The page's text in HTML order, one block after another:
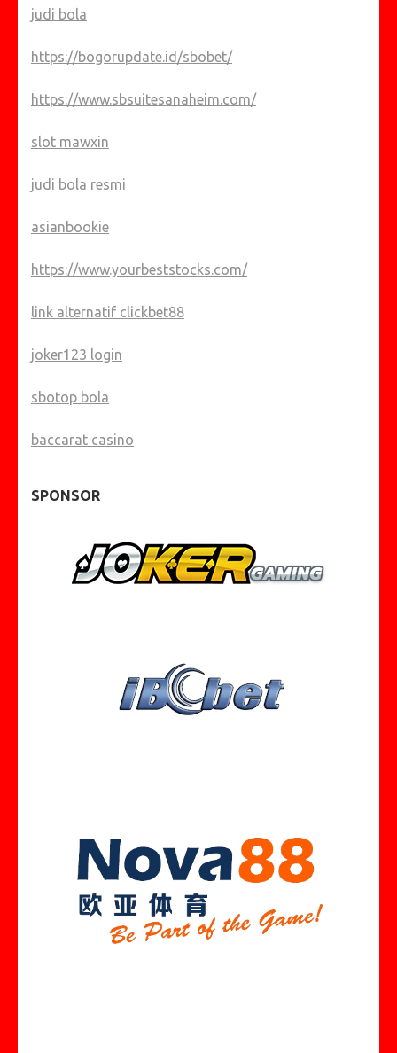
judi bola
https://bogorupdate.id/sbobet/
https://www.sbsuitesanaheim.com/
slot mawxin
judi bola resmi
asianbookie
https://www.yourbeststocks.com/
link alternatif clickbet88
joker123 login
sbotop bola
baccarat casino
SPONSOR